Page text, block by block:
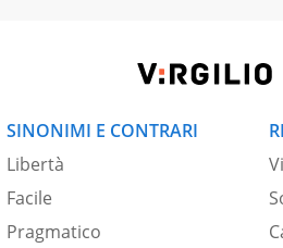
SINONIMI E CONTRARI
Libertà
Facile
Pragmatico